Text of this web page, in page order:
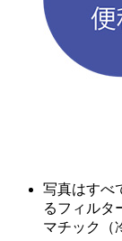
写真はすべ
るフィルタ
マチック（